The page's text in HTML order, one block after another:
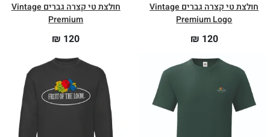
חולצת טי קצרה גברים Vintage
Premium Logo
₪ 120
חולצת טי קצרה גברים Vintage
Premium
₪120